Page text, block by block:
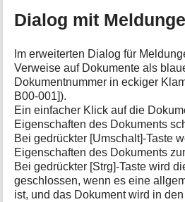
Dialog mit
Im erweiterten Dialog für
Verweise auf Dokumente als
Dokumentnummer in eckiger
B00-001]).
Ein einfacher Klick auf die
Eigenschaften des Dokuments
Bei gedrückter [Umschalt]-Taste
Eigenschaften des Dokuments
Bei gedrückter [Strg]-Taste wird
geschlossen, wenn es eine
ist, und das Dokument wird in